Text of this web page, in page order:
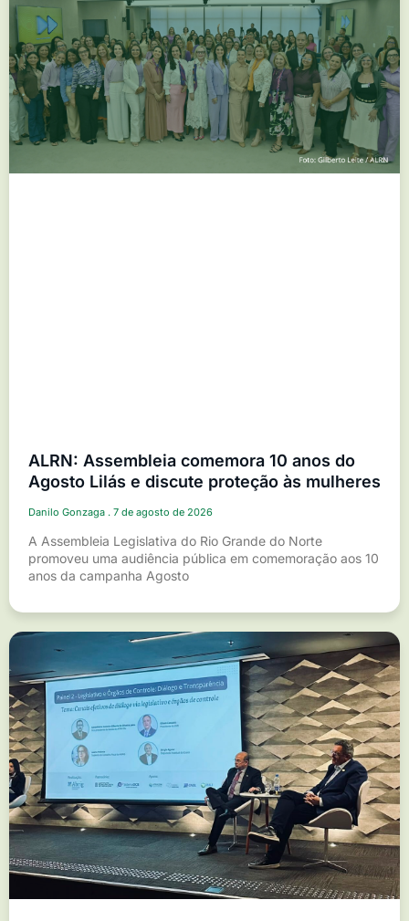
ALRN: Assembleia comemora 10 anos do
Agosto Lilás e discute proteção às mulheres
Danilo Gonzaga 7 de agosto de 2026
A Assembleia Legislativa do Rio Grande do Norte
promoveu uma audiência pública em comemoração aos 10
anos da campanha Agosto